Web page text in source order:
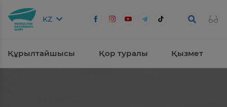
KZ
Құрылтайшысы Қор туралы Қызмет